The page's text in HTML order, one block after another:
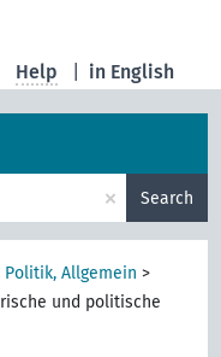
in English
Help
× Search
Politik, Allgemein >
und politische